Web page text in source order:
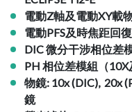
電動Z軸及電動XY載
電動PFS及時焦距回
DIC 微分干涉相位差
PH 相位差模組（10X
物鏡: ​​​​10x(DIC), 20x
鏡